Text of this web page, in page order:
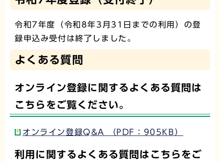
令和7年度（令和8年3月31日までの利用）の登
録申込み受付は終了しました。
よくある質問
オンライン登録に関するよくある質問は
こちらをご覧ください。
オンライン登録Q&A （PDF：905KB）
利用に関するよくある質問はこちらをご